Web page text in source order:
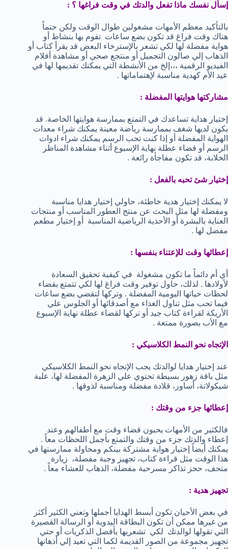
إسأل نفسك ماذا تفعل والدتك في وقت فراغها ؟ :
بالتأكيد معظم الأمهات مشغولين طوال الوقت ولكن حتماً
هناك وقت فراغ قد تكون بضع ساعات تقوم بها بنشاط أو
هواية مفضلة لها لكي تشعر بالإسترخاء البعض قد يقرأ كتاب أو
الذهاب إلي صالون التجميل أو منتجع صحي أو مشاهدة أفلام
الفيديو الرقمية ،،،إلخ من الأنشطة التي يمكنك تقديمها لها في
عيد الأم كهدية مناسبة لإهتماماتها .
مشاركتها هوايتها المفضلة :
إختيار هداية تساعدك في التمتع بممارسة هوايتها الخاصة. قد
يكون لديها شغف بممارسة رياضة معينة يمكنك شراء معدات
الهواية المفضلة أو إذا كنت تحب الرسم يمكنك شراء ادوات
الرسم أو قضاء عطلة نهاية الإسبوع أثناء مشاهدة المناظر
الخلابة، قد تكون مفاجأة رائعة .
إختيار شئ تحبه بالفعل :
لا يمكنك إختيار هدية خاطئة، حاولي إختيار هدايا مناسبة
ومفضلة لها مثل البحث عن منتج العطور المناسب أو منتجات
العناية بالبشرة أو الأحذية الرياضية المناسبة أو إختيار مطعم
مفضل لها .
إعطائها وقت للإعتناء بنفسها :
أي أم دائماً ما تكون مشغولة في كيفية تحقيق السعادة
لأولادها . لذلك، حاول توفير وقت فراغ لها لكي تتمتع بقضاء
لحظات حياتها اليومية المفضلة . وتركها لتقضي بضع ساعات
فيما تحب مثل تناول الغذاء مع أصدقائها أو الجلوس علي
الأريكة لقراءة كتاب جيد أو تركها لقضاء عطلة نهاية الإسبوع
مع الأب بصورة ممتعة .
الإتجاه نحو النمط الكلاسيكي :
عند إختيار هدايا لوالدتك يجب الإتجاه نحو النمط الكلاسيكي
مثل باقة زهور بسيطة تحتوي علي الزهرة المفضلة لها، علبة
شيكولاتة، أساور، قلادة مفضلة ومناسبة لذوقها .
إعطائها جزء من وقتك :
فالكثير من الأمهات يحبون قضاء وقت مع أطفالهم وعند
إعطاء والدتك جزء من وقتك والتمتع بأجمل اللحظات معاً .
يمكنك أيضاً إختيار هواية مشتركة بينكم ومحاولة ممارستها في
هذا الوقت مثل قراءة كتاب، تجهيز وجبة مفضلة، زيارة
متحف، حجز تذاكر مسرحية مفضلة، الذهاب للعشاء معاً .
تجهيز هدية :
في بعض الأحيان تكون أبسط الهدايا أجملها وتعني الكثير أكثر
من غيرها ممكن أن تكون البطاقة اليدوية أو الرسالة القصيرة
التي تقولها لوالدتك لكي تشعريها بأفضل الذكريات أو حتي
تجهيز مجموعة من الصور القديمة لكما التي تعيد إلي أذهانها